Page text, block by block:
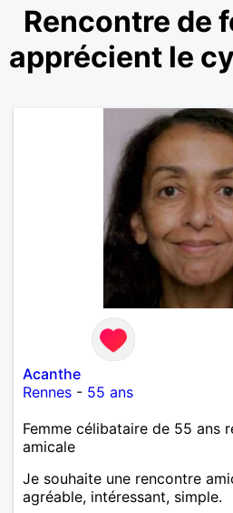
Rencontre de
apprécient le
Acanthe
Rennes - 55 ans
Femme célibataire de 55 ans
amicale
Je souhaite une rencontre
agréable, intéressant, simple.